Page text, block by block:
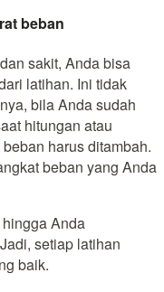
beban
sakit, Anda bisa
latihan. Ini tidak
bila Anda sudah
hitungan atau
harus ditambah.
beban yang Anda
Anda
setiap latihan
baik.